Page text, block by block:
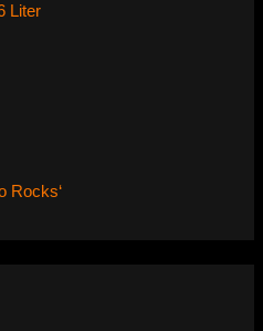
Liter
Rocks‘